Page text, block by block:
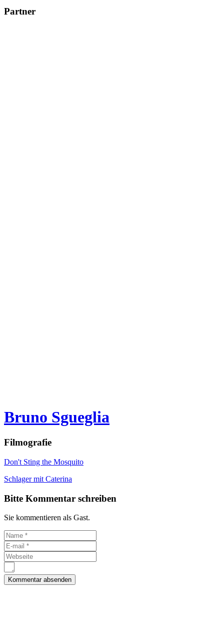
Partner
Bruno Sgueglia
Filmografie
Don't Sting the Mosquito
Schlager mit Caterina
Bitte Kommentar schreiben
Sie kommentieren als Gast.